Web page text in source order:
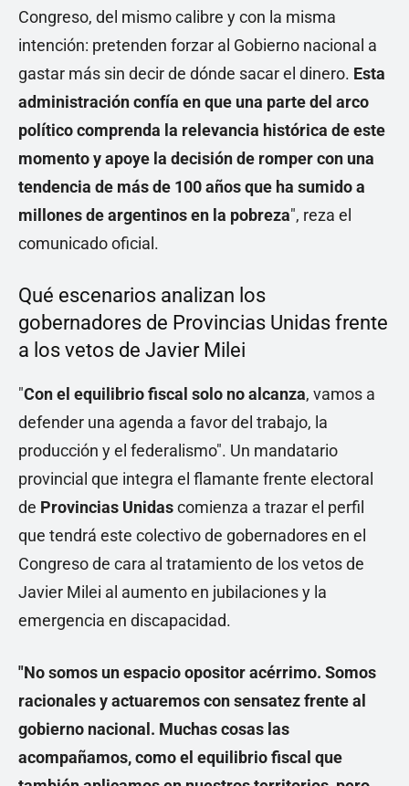
Congreso, del mismo calibre y con la misma
intención: pretenden forzar al Gobierno nacional a
gastar más sin decir de dónde sacar el dinero. Esta
administración confía en que una parte del arco
político comprenda la relevancia histórica de este
momento y apoye la decisión de romper con una
tendencia de más de 100 años que ha sumido a
millones de argentinos en la pobreza", reza el
comunicado oficial.
Qué escenarios analizan los
gobernadores de Provincias Unidas frente
a los vetos de Javier Milei
"Con el equilibrio fiscal solo no alcanza, vamos a
defender una agenda a favor del trabajo, la
producción y el federalismo". Un mandatario
provincial que integra el flamante frente electoral
de Provincias Unidascomienza a trazar el perfil
que tendrá este colectivo de gobernadores en el
Congreso de cara al tratamiento de los vetos de
Javier Milei al aumento en jubilaciones y la
emergencia en discapacidad.
"No somos un espacio opositor acérrimo. Somos
racionales y actuaremos con sensatez frente al
gobierno nacional. Muchas cosas las
acompañamos, como el equilibrio fiscal que